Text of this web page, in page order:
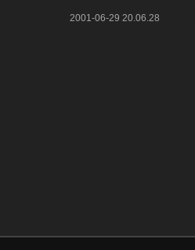
2001-06-29 20.06.28